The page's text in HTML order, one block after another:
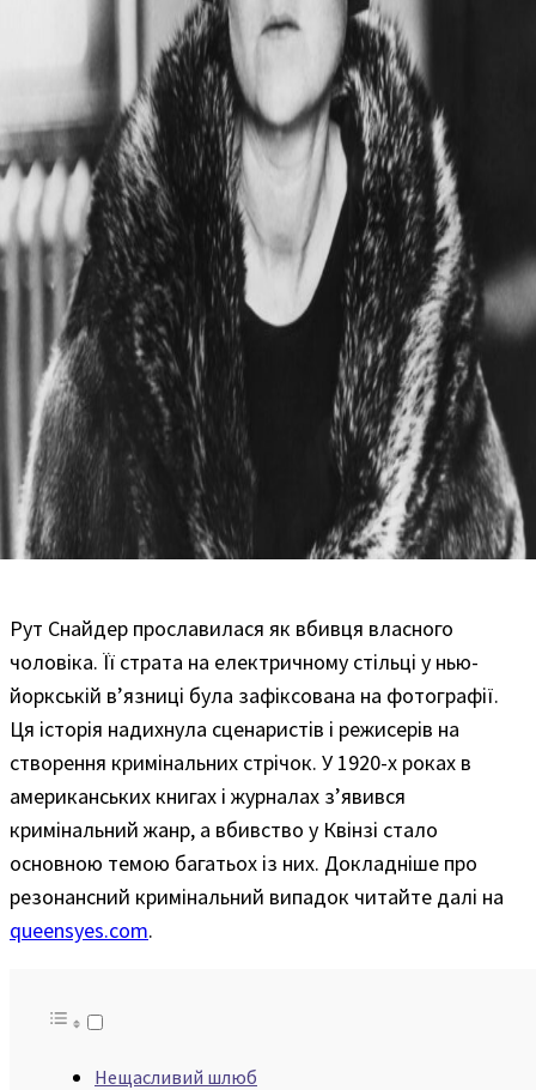
Рут Снайдер прославилася як вбивця власного
чоловіка. Її страта на електричному стільці у нью-
йоркській в’язниці була зафіксована на фотографії.
Ця історія надихнула сценаристів і режисерів на
створення кримінальних стрічок. У 1920-х роках в
американських книгах і журналах з’явився
кримінальний жанр, а вбивство у Квінзі стало
основною темою багатьох із них. Докладніше про
резонансний кримінальний випадок читайте далі на
queensyes.com.
Нещасливий шлюб